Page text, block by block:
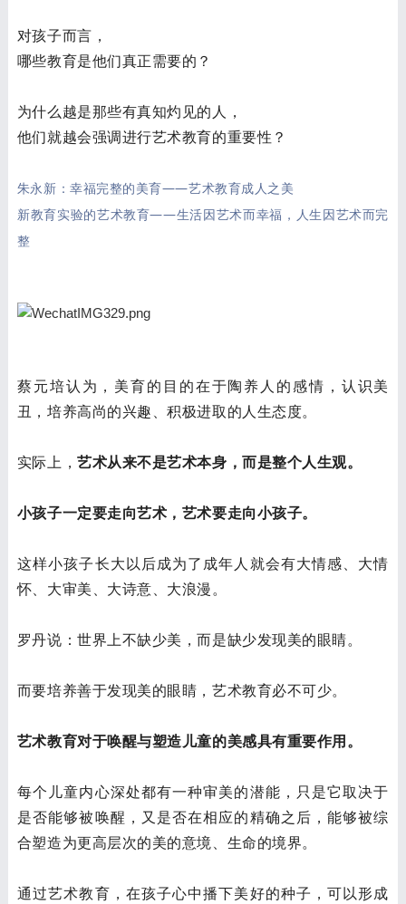
对孩子而言，
哪些教育是他们真正需要的？
为什么越是那些有真知灼见的人，
他们就越会强调进行艺术教育的重要性？
朱永新：幸福完整的美育——艺术教育成人之美
新教育实验的艺术教育——生活因艺术而幸福，人生因艺术而完
整
蔡元培认为，美育的目的在于陶养人的感情，认识美
丑，培养高尚的兴趣、积极进取的人生态度。
实际上，艺术从来不是艺术本身，而是整个人生观。
小孩子一定要走向艺术，艺术要走向小孩子。
这样小孩子长大以后成为了成年人就会有大情感、大情
怀、大审美、大诗意、大浪漫。
罗丹说：世界上不缺少美，而是缺少发现美的眼睛。
而要培养善于发现美的眼睛，艺术教育必不可少。
艺术教育对于唤醒与塑造儿童的美感具有重要作用。
每个儿童内心深处都有一种审美的潜能，只是它取决于
是否能够被唤醒，又是否在相应的精确之后，能够被综
合塑造为更高层次的美的意境、生命的境界。
通过艺术教育，在孩子心中播下美好的种子，可以形成